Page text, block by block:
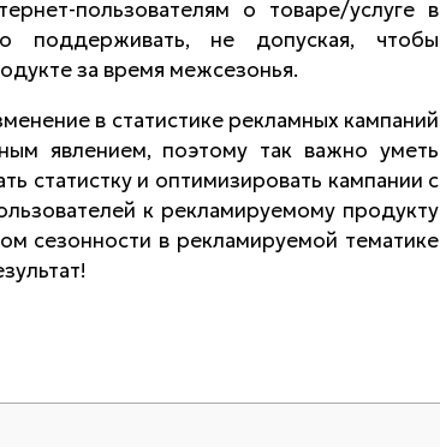
пользователям о товаре/услуге в
поддерживать, не допуская, чтобы
за время межсезонья.
в статистике рекламных кампаний
явлением, поэтому так важно уметь
статистку и оптимизировать кампании с
к рекламируемому продукту
сезонности в рекламируемой тематике